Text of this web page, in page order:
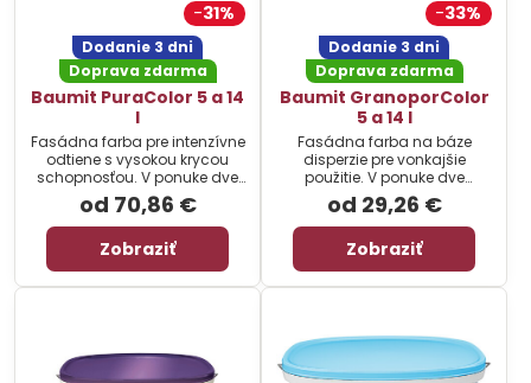
31%
Dodanie 3 dni
Doprava zdarma
Baumit PuraColor 5 a 14
l
Fasádna farba pre intenzívne
odtiene s vysokou krycou
schopnosťou. V ponuke dve
balenia: 5 a 14 l.
od 70,86 €
Zobraziť
33%
Dodanie 3 dni
Doprava zdarma
Baumit GranoporColor
5 a 14 l
Fasádna farba na báze
disperzie pre vonkajšie
použitie. V ponuke dve
balenia: 5 a 14 litrov.
od 29,26 €
Zobraziť